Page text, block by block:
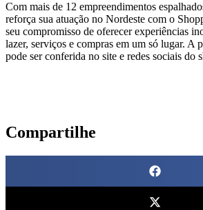
Com mais de 12 empreendimentos
reforça sua atuação no Nordeste com o
seu compromisso de oferecer experiências
lazer, serviços e compras em um só lugar. A
pode ser conferida no site e redes sociais do
Compartilhe